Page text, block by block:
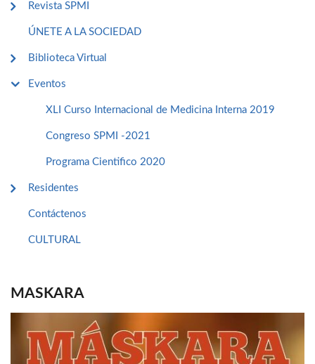
Revista SPMI
ÚNETE A LA SOCIEDAD
Biblioteca Virtual
Eventos
XLI Curso Internacional de Medicina Interna 2019
Congreso SPMI -2021
Programa Cientifico 2020
Residentes
Contáctenos
CULTURAL
MASKARA